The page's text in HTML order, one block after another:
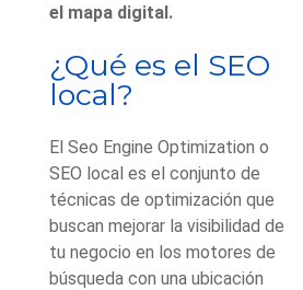
el mapa digital.
¿Qué es el SEO
local?
El Seo Engine Optimization o
SEO local es el conjunto de
técnicas de optimización que
buscan mejorar la visibilidad de
tu negocio en los motores de
búsqueda con una ubicación